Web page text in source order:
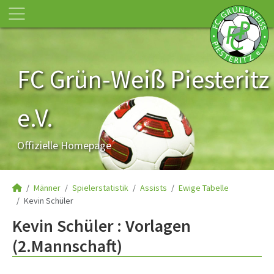
FC Grün-Weiß Piesteritz
e.V.
Offizielle Homepage
Männer Spielerstatistik Assists
Ewige Tabelle
Kevin Schüler
Kevin Schüler : Vorlagen
(2.Mannschaft)